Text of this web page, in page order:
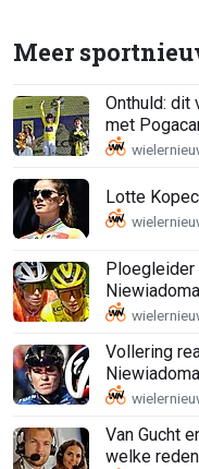
Meer
Onthuld: dit
met
Lotte
Ploegleider
Niewiadoma
Vollering
Niewiadoma
Van Gucht
welke